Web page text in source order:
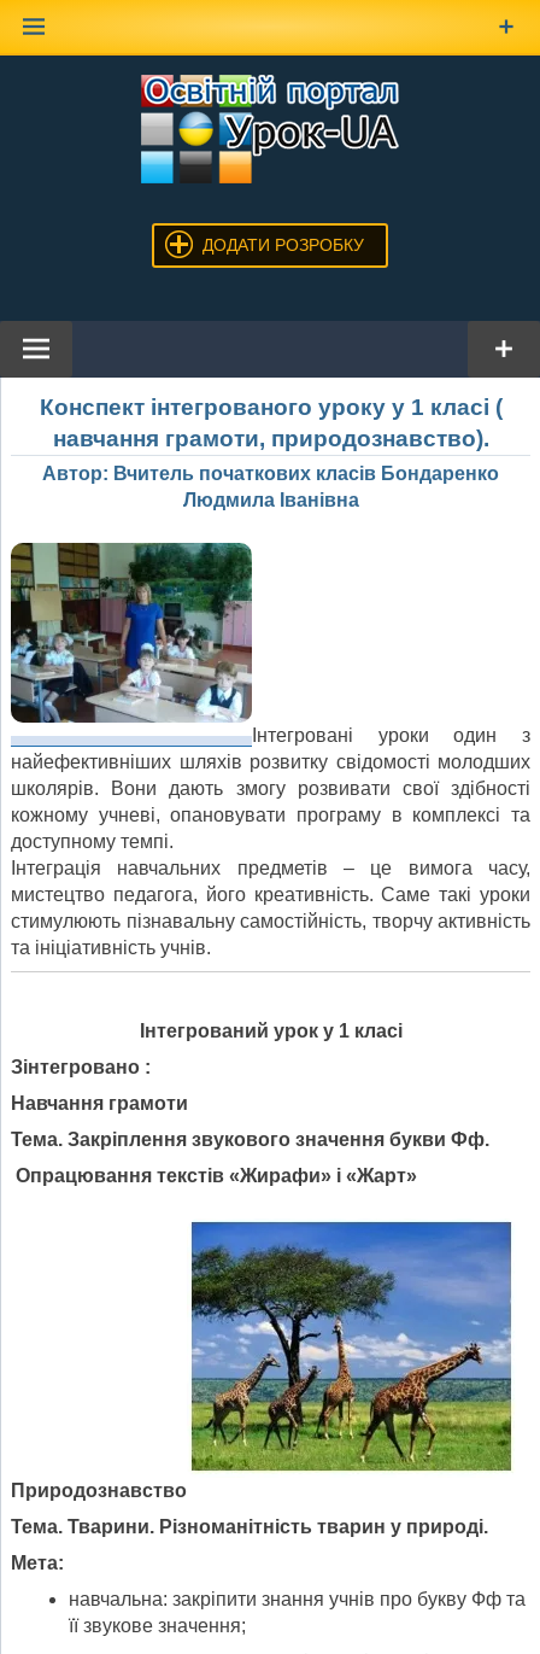
ДОДАТИ РОЗРОБКУ
Конспект інтегрованого уроку у 1 класі (
навчання грамоти, природознавство).
Автор: Вчитель початкових класів Бондаренко
Людмила Іванівна
Інтегровані уроки один з
найефективніших шляхів розвитку свідомості молодших
школярів. Вони дають змогу розвивати свої здібності
кожному учневі, опановувати програму в комплексі та
доступному темпі.
Інтеграція навчальних предметів – це вимога часу,
мистецтво педагога, його креативність. Саме такі уроки
стимулюють пізнавальну самостійність, творчу активність
та ініціативність учнів.
Інтегрований урок у 1 класі
Зінтегровано :
Навчання грамоти
Тема. Закріплення звукового значення букви Фф.
Опрацювання текстів «Жирафи» і «Жарт»
Природознавство
Тема. Тварини. Різноманітність тварин у природі.
Мета:
навчальна: закріпити знання учнів про букву Фф та
її звукове значення;